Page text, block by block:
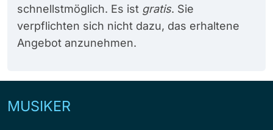
schnellstmöglich. Es ist gratis. Sie
verpflichten sich nicht dazu, das erhaltene
Angebot anzunehmen.
MUSIKER